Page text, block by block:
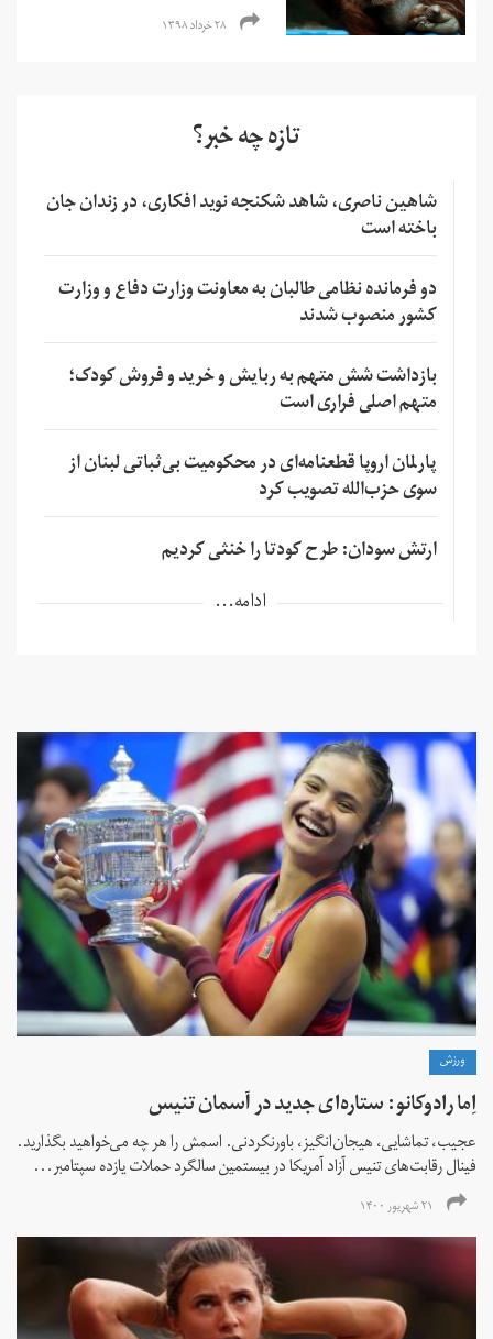
۲۸ خرداد ۱۳۹۸
تازه چه خبر؟
شاهین ناصری، شاهد شکنجه نوید افکاری، در زندان جان
باخته است
دو فرمانده نظامی طالبان به معاونت وزارت دفاع و وزارت
کشور منصوب شدند
بازداشت شش متهم به ربایش و خرید و فروش کودک؛
متهم اصلی فراری است
پارلمان اروپا قطعنامه‌ای در محکومیت بی‌ثباتی لبنان از
سوی حزب‌الله تصویب کرد
ارتش سودان: طرح کودتا را خنثی کردیم
ادامه...
ورزش
اِما رادوکانو: ستاره‌ای جدید در آسمان تنیس
عجیب، تماشایی، هیجان‌انگیز، باورنکردنی. اسمش را هر چه می‌خواهید بگذارید.
فینال رقابت‌های تنیس آزاد آمریکا در بیستمین سالگرد حملات یازده سپتامبر...
۲۱ شهریور ۱۴۰۰